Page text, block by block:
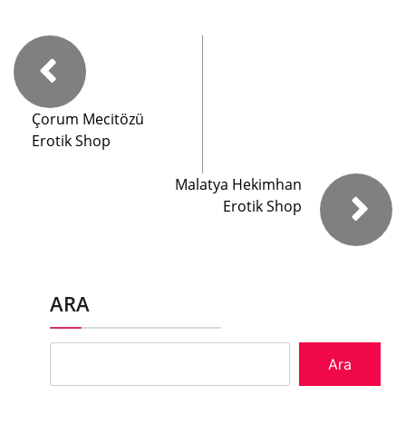
Çorum Mecitözü
Erotik Shop
Malatya Hekimhan
Erotik Shop
ARA
Ara